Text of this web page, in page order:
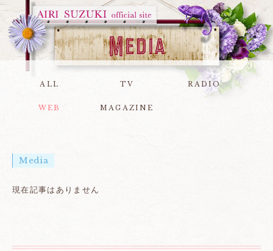
ALL TV RADIO
WEB MAGAZINE
Media
現在記事はありません